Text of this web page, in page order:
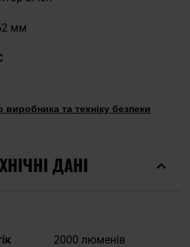
мм
виробника та техніку безпеки
ДАНІ
2000 люменів